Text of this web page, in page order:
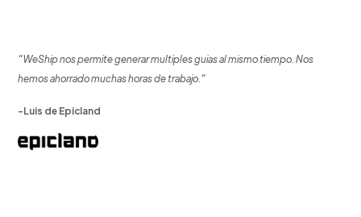
"WeShip nos permite generar multiples guias al mismo tiempo. Nos
hemos ahorrado muchas horas de trabajo."
-Luis de Epicland